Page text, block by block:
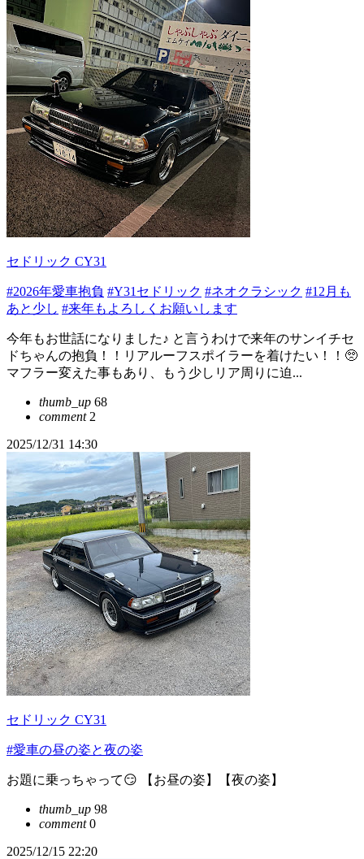
セドリック CY31
#2026年愛車抱負 #Y31セドリック #ネオクラシック #12月も
あと少し #来年もよろしくお願いします
今年もお世話になりました♪ と言うわけで来年のサンイチセ
ドちゃんの抱負！！リアルーフスポイラーを着けたい！！🥺
マフラー変えた事もあり、もう少しリア周りに迫...
thumb_up 68
comment2
2025/12/31 14:30
セドリック CY31
#愛車の昼の姿と夜の姿
お題に乗っちゃって😏 【お昼の姿】【夜の姿】
thumb_up 98
comment0
2025/12/15 22:20